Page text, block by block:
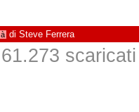
à di Steve Ferrera
61.273